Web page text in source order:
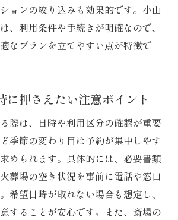
ョンの絞り込みも効果的です。小山
、利用条件や手続きが明確なので、
なプランを立てやすい点が特徴で
に押さえたい注意ポイント
際は、日時や利用区分の確認が重要
季節の変わり目は予約が集中しやす
められます。具体的には、必要書類
葬場の空き状況を事前に電話や窓口
希望日時が取れない場合も想定し、
することが安心です。また、斎場の